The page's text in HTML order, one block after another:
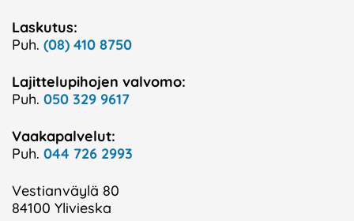
Laskutus:
Puh. (08) 410 8750
Lajittelupihojen valvomo:
Puh. 050 329 9617
Vaakapalvelut:
Puh. 044 726 2993
Vestianväylä 80
84100 Ylivieska